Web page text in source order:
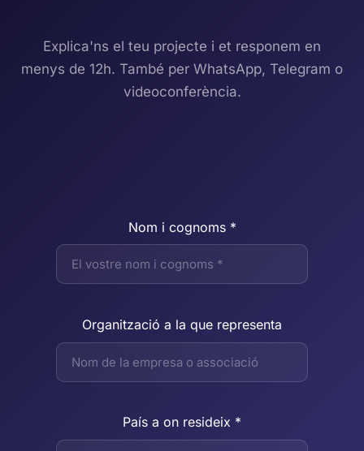
Explica'ns el teu projecte i et responem en
menys de 12h. També per WhatsApp, Telegram o
videoconferència.
Nom i cognoms *
Organització a la que representa
País a on resideix *